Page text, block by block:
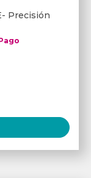
Precisión